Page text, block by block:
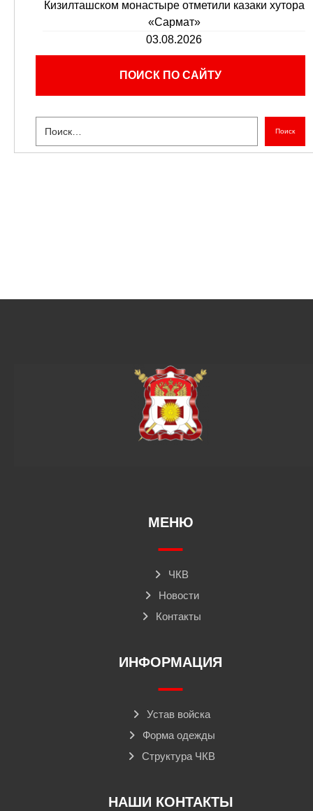
Кизилташском монастыре отметили казаки хутора
«Сармат»
03.08.2026
ПОИСК ПО САЙТУ
Поиск
МЕНЮ
ЧКВ
Новости
Контакты
ИНФОРМАЦИЯ
Устав войска
Форма одежды
Структура ЧКВ
НАШИ КОНТАКТЫ